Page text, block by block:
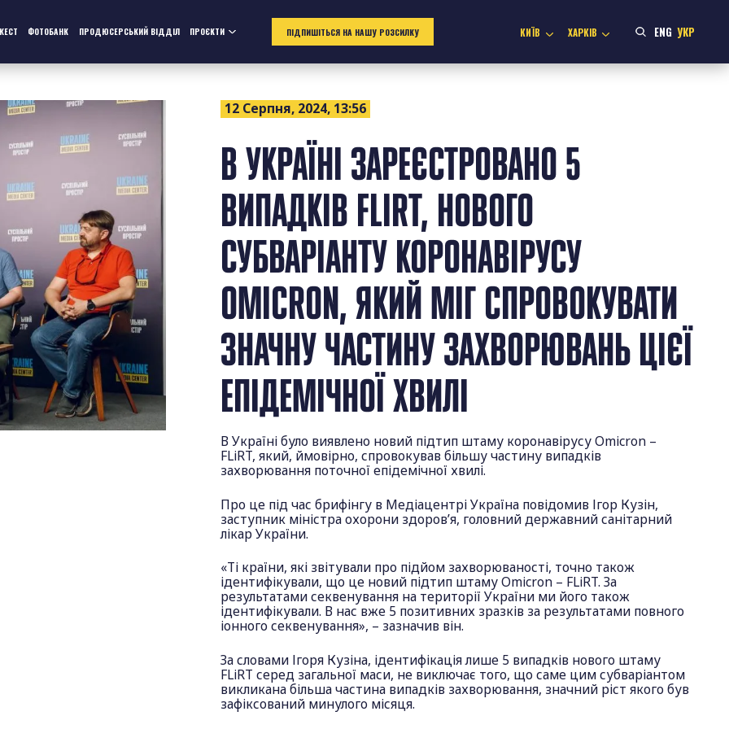
ФОТОБАНК ПРОДЮСЕРСЬКИЙ ВІДДІЛ ПРОЄКТИ ПІДПИШІТЬСЯ НА НАШУ РОЗСИЛКУ КИЇВ ХАРКІВ ENG УКР
12 Серпня, 2024, 13:56
В УКРАЇНІ ЗАРЕЄСТРОВАНО 5
ВИПАДКІВ FLIRT, НОВОГО
СУБВАРІАНТУ КОРОНАВІРУСУ
OMICRON, ЯКИЙ МІГ СПРОВОКУВАТИ
ЗНАЧНУ ЧАСТИНУ ЗАХВОРЮВАНЬ ЦІЄЇ
ЕПІДЕМІЧНОЇ ХВИЛІ
В Україні було виявлено новий підтип штаму коронавірусу Omicron –
FLiRT, який, ймовірно, спровокував більшу частину випадків
захворювання поточної епідемічної хвилі.
Про це під час брифінгу в Медіацентрі Україна повідомив Ігор Кузін,
заступник міністра охорони здоров’я, головний державний санітарний
лікар України.
«Ті країни, які звітували про підйом захворюваності, точно також
ідентифікували, що це новий підтип штаму Omicron – FLiRT. За
результатами секвенування на території України ми його також
ідентифікували. В нас вже 5 позитивних зразків за результатами повного
іонного секвенування», – зазначив він.
За словами Ігоря Кузіна, ідентифікація лише 5 випадків нового штаму
FLiRT серед загальної маси, не виключає того, що саме цим субваріантом
викликана більша частина випадків захворювання, значний ріст якого був
зафіксований минулого місяця.